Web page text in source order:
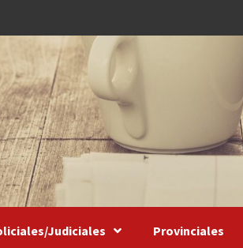
Judiciales Provinciales